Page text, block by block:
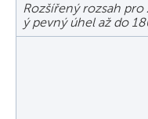
Rozšířený rozsah pro
ý pevný úhel až do